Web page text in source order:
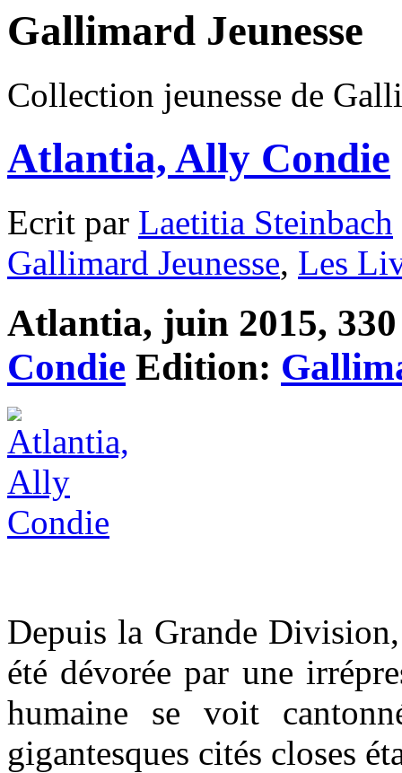
Gallimard Jeunesse
Collection jeunesse de
Atlantia, Ally Condie
Ecrit par Laetitia Steinbach
Gallimard Jeunesse, Les
Atlantia, juin 2015,
Condie Edition:
Depuis la Grande
été dévorée par une
humaine se voit
gigantesques cités closes